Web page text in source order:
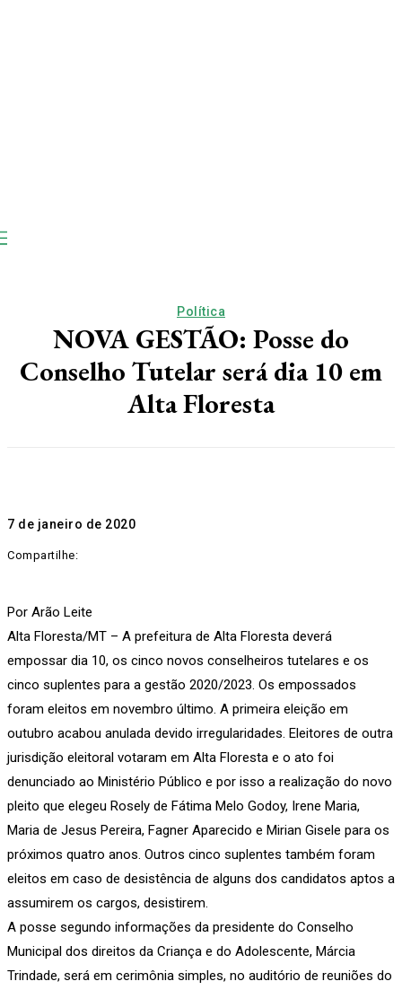
Política
NOVA GESTÃO: Posse do
Conselho Tutelar será dia 10 em
Alta Floresta
7 de janeiro de 2020
Compartilhe:
Por Arão Leite
Alta Floresta/MT – A prefeitura de Alta Floresta deverá
empossar dia 10, os cinco novos conselheiros tutelares e os
cinco suplentes para a gestão 2020/2023. Os empossados
foram eleitos em novembro último. A primeira eleição em
outubro acabou anulada devido irregularidades. Eleitores de outra
jurisdição eleitoral votaram em Alta Floresta e o ato foi
denunciado ao Ministério Público e por isso a realização do novo
pleito que elegeu Rosely de Fátima Melo Godoy, Irene Maria,
Maria de Jesus Pereira, Fagner Aparecido e Mirian Gisele para os
próximos quatro anos. Outros cinco suplentes também foram
eleitos em caso de desistência de alguns dos candidatos aptos a
assumirem os cargos, desistirem.
A posse segundo informações da presidente do Conselho
Municipal dos direitos da Criança e do Adolescente, Márcia
Trindade, será em cerimônia simples, no auditório de reuniões do